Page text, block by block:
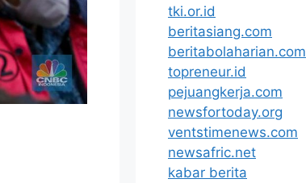
tki.or.id
beritasiang.com
beritabolaharian.com
topreneur.id
pejuangkerja.com
newsfortoday.org
ventstimenews.com
newsafric.net
kabar berita